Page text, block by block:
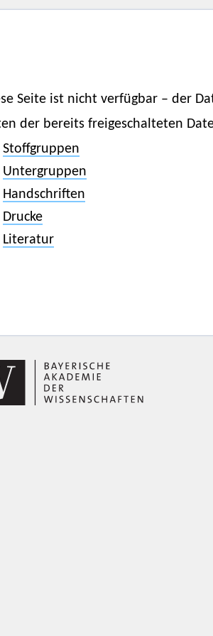
Seite ist nicht verfügbar – der
der bereits freigeschalteten
Stoffgruppen
Untergruppen
Handschriften
Drucke
Literatur